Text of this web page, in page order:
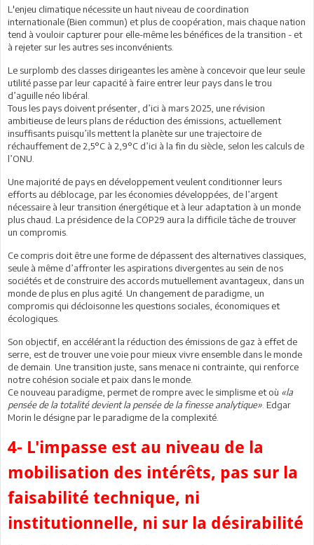
L'enjeu climatique nécessite un haut niveau de coordination
internationale (Bien commun) et plus de coopération, mais chaque nation
tend à vouloir capturer pour elle-même les bénéfices de la transition - et
à rejeter sur les autres ses inconvénients.
Le surplomb des classes dirigeantes les amène à concevoir que leur seule
utilité passe par leur capacité à faire entrer leur pays dans le trou
d’aguille néo libéral.
Tous les pays doivent présenter, d’ici à mars 2025, une révision
ambitieuse de leurs plans de réduction des émissions, actuellement
insuffisants puisqu’ils mettent la planète sur une trajectoire de
réchauffement de 2,5°C à 2,9°C d’ici à la fin du siècle, selon les calculs de
l’ONU.
Une majorité de pays en développement veulent conditionner leurs
efforts au déblocage, par les économies développées, de l’argent
nécessaire à leur transition énergétique et à leur adaptation à un monde
plus chaud. La présidence de la COP29 aura la difficile tâche de trouver
un compromis.
Ce compris doit être une forme de dépassent des alternatives classiques,
seule à même d’affronter les aspirations divergentes au sein de nos
sociétés et de construire des accords mutuellement avantageux, dans un
monde de plus en plus agité. Un changement de paradigme, un
compromis qui décloisonne les questions sociales, économiques et
écologiques.
Son objectif, en accélérant la réduction des émissions de gaz à effet de
serre, est de trouver une voie pour mieux vivre ensemble dans le monde
de demain. Une transition juste, sans menace ni contrainte, qui renforce
notre cohésion sociale et paix dans le monde.
Ce nouveau paradigme, permet de rompre avec le simplisme et où «la
pensée de la totalité devient la pensée de la finesse analytique» . Edgar
Morin le désigne par le paradigme de la complexité.
4- L'impasse est au niveau de la
mobilisation des intérêts, pas sur la
faisabilité technique, ni
institutionnelle, ni sur la désirabilité